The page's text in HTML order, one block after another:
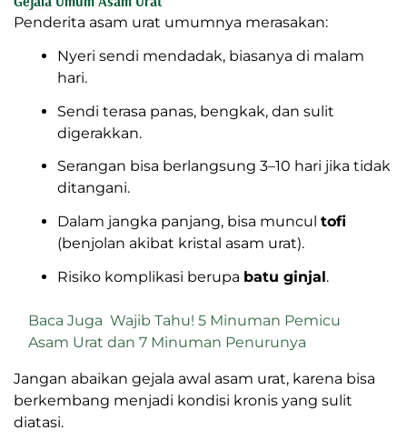
Penderita asam urat umumnya merasakan:
Nyeri sendi mendadak, biasanya di malam
hari.
Sendi terasa panas, bengkak, dan sulit
digerakkan.
Serangan bisa berlangsung 3–10 hari jika tidak
ditangani.
Dalam jangka panjang, bisa muncul tofi
(benjolan akibat kristal asam urat).
Risiko komplikasi berupa batu ginjal.
Baca Juga Wajib Tahu! 5 Minuman Pemicu
Asam Urat dan 7 Minuman Penurunya
Jangan abaikan gejala awal asam urat, karena bisa
berkembang menjadi kondisi kronis yang sulit
diatasi.